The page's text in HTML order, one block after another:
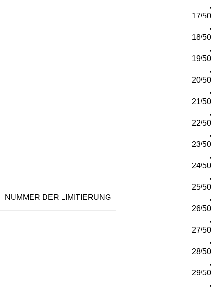
NUMMER DER LIMITIERUNG
,
17/50
,
18/50
,
19/50
,
20/50
,
21/50
,
22/50
,
23/50
,
24/50
,
25/50
,
26/50
,
27/50
,
28/50
,
29/50
,